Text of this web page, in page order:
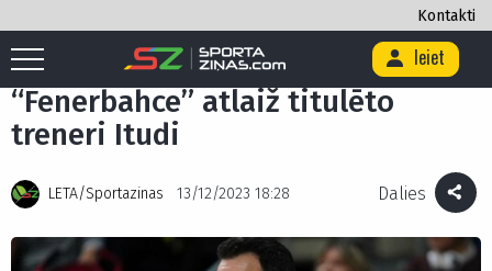
Kontakti
Ieiet
Sākums Basketbols / “Fenerbahce” atlaiž titulēto treneri Itudi
“Fenerbahce” atlaiž titulēto
treneri Itudi
LETA/Sportazinas 13/12/2023 18:28 Dalies